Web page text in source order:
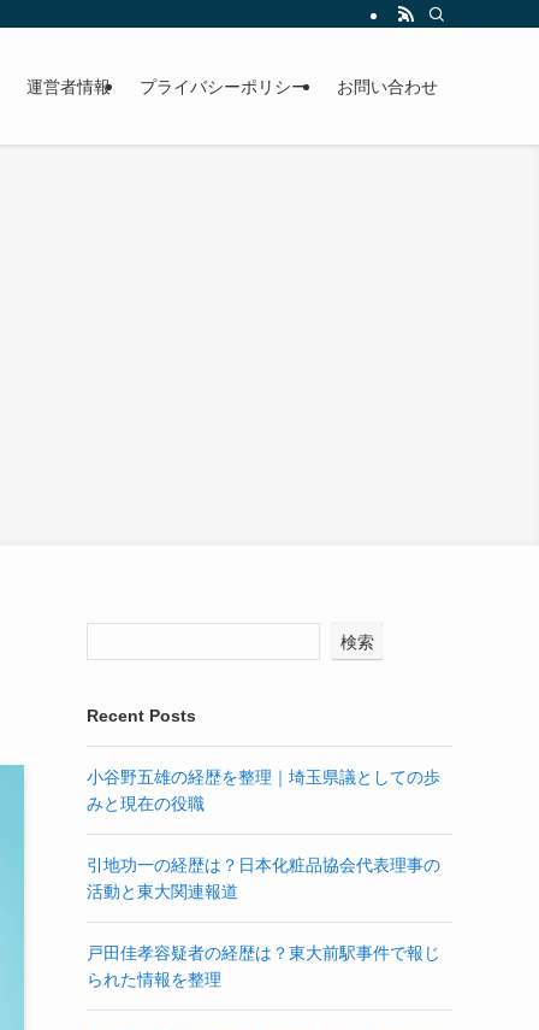
運営者情報 プライバシーポリシー お問い合わせ
検索
Recent Posts
小谷野五雄の経歴を整理｜埼玉県議としての歩
みと現在の役職
引地功一の経歴は？日本化粧品協会代表理事の
活動と東大関連報道
戸田佳孝容疑者の経歴は？東大前駅事件で報じ
られた情報を整理